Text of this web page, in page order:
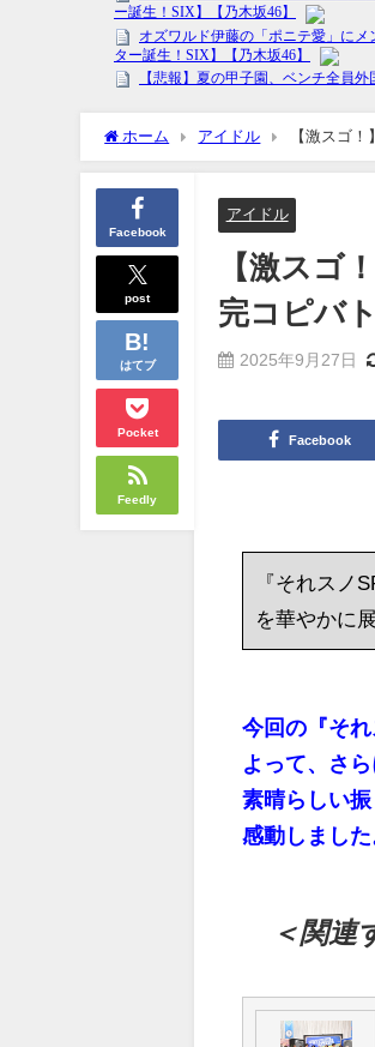
ホーム アイドル 【激スゴ
Facebook
post
はてブ
Pocket
Feedly
アイドル
【激スゴ
完コピバ
2025年9月27日
Facebook
『それスノ
を華やかに
今回の『そ
よって、さ
素晴らしい
感動しました
＜関連